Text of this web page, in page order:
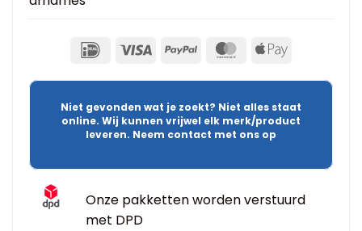
Niet gevonden wat je zoekt? Niet alles staat
online. Wij kunnen vrijwel elk merk/product
leveren. Neem contact met ons op
Onze pakketten worden verstuurd
met DPD